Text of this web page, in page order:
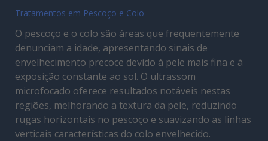
Tratamentos em Pescoço e Colo
O pescoço e o colo são áreas que frequentemente
denunciam a idade, apresentando sinais de
envelhecimento precoce devido à pele mais fina e à
exposição constante ao sol. O ultrassom
microfocado oferece resultados notáveis nestas
regiões, melhorando a textura da pele, reduzindo
rugas horizontais no pescoço e suavizando as linhas
verticais características do colo envelhecido.